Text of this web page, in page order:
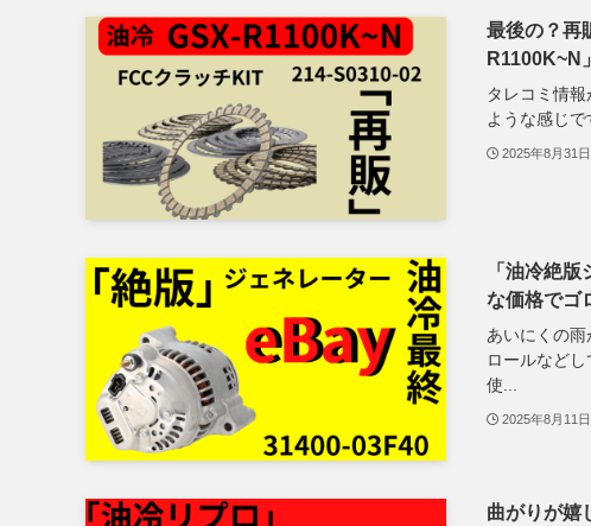
最後の？再
R1100K~N
タレコミ情
ような感じ
2025年8月31日
「油冷絶
な価格でゴ
あいにくの
ロールなど
使...
2025年8月11日
曲がりが嬉